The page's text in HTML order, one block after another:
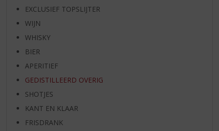
EXCLUSIEF TOPSLIJTER
WIJN
WHISKY
BIER
APERITIEF
GEDISTILLEERD OVERIG
SHOTJES
KANT EN KLAAR
FRISDRANK